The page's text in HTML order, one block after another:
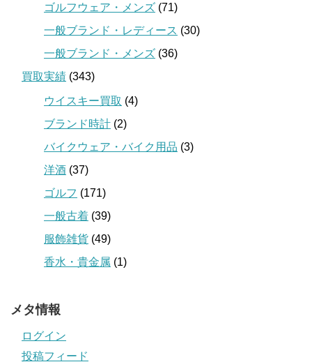
ゴルフウェア・メンズ (71)
一般ブランド・レディース (30)
一般ブランド・メンズ (36)
買取実績 (343)
ウイスキー買取 (4)
ブランド時計 (2)
バイクウェア・バイク用品 (3)
洋酒 (37)
ゴルフ (171)
一般古着 (39)
服飾雑貨 (49)
香水・貴金属 (1)
メタ情報
ログイン
投稿フィード